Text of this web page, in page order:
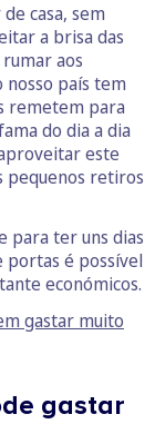
casa, sem
a brisa das
aos
nosso país tem
remetem para
do dia a dia
este
pequenos retiros
para ter uns dias
portas é possível
económicos.
gastar muito
gastar